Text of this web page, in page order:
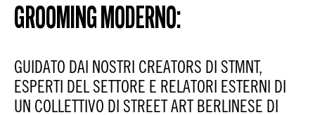
GROOMING MODERNO:
GUIDATO DAI NOSTRI CREATORS DI STMNT,
ESPERTI DEL SETTORE E RELATORI ESTERNI DI
UN COLLETTIVO DI STREET ART BERLINESE DI